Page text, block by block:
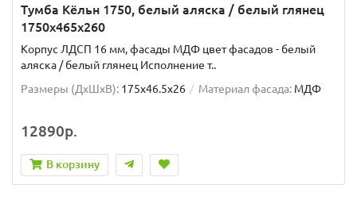
Тумба Кёльн 1750, белый аляска / белый глянец
1750x465x260
Корпус ЛДСП 16 мм, фасады МДФ цвет фасадов - белый
аляска / белый глянец Исполнение т..
Размеры (ДхШxВ): 175x46.5x26 Материал фасада: МДФ
12890р.
В корзину